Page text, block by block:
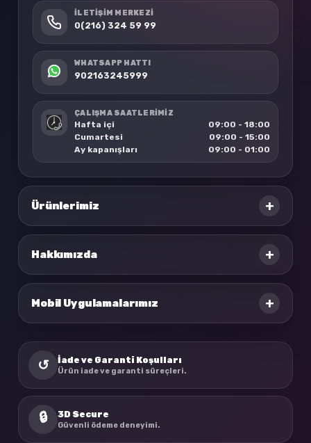
İLETIŞIM MERKEZI
0(216) 324 59 99
WHATSAPP HATTI
902163245999
ÇALIŞMA SAATLERİMİZ
Hafta içi
09:00 - 18:00
Cumartesi
09:00 - 15:00
Ay kapanışları
09:00 - 01:00
Ürünlerimiz +
Hakkımızda +
Mobil Uygulamalarımız +
↺ İade ve Garanti Koşulları
Ürün iade ve garanti süreçleri.
🔒 3D Secure
Güvenli ödeme deneyimi.